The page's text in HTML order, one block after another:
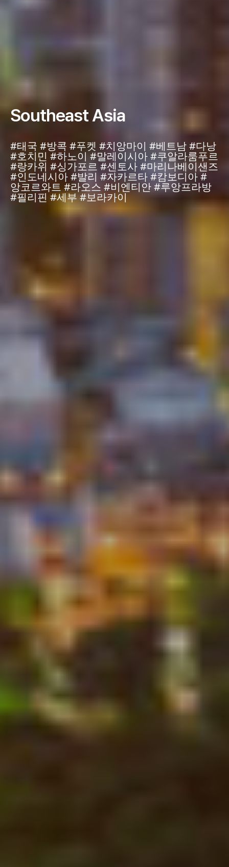
Southeast Asia
#태국 #방콕 #푸켓 #치앙마이 #베트남 #다낭
#호치민 #하노이 #말레이시아 #쿠알라룸푸르
#랑카위 #싱가포르 #센토사 #마리나베이샌즈
#인도네시아 #발리 #자카르타 #캄보디아 #
앙코르와트 #라오스 #비엔티안 #루앙프라방
#필리핀 #세부 #보라카이